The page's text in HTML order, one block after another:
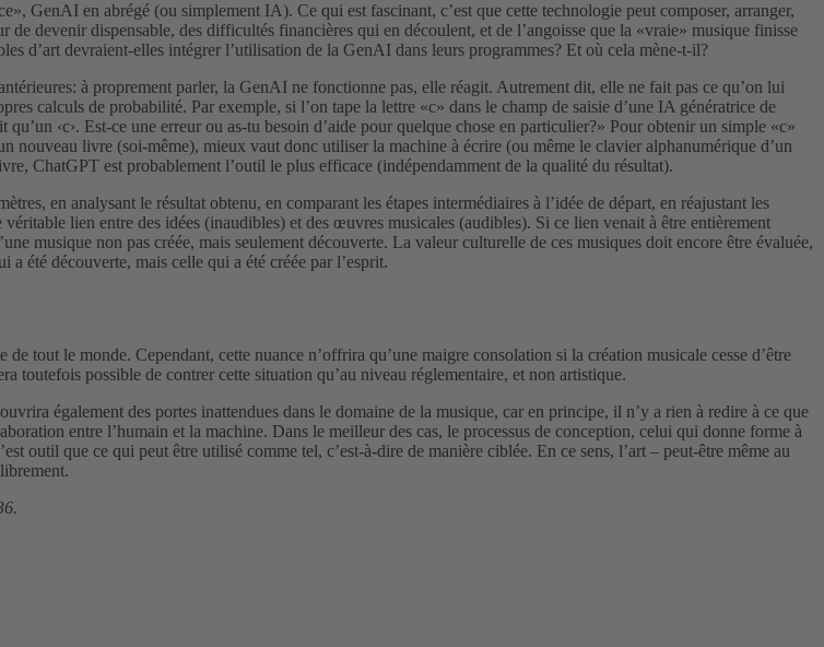
GenAI en abrégé (ou simplement IA). Ce qui est fascinant, c’est que cette technologie peut composer, arranger,
devenir dispensable, des difficultés financières qui en découlent, et de l’angoisse que la «vraie» musique finisse
d’art devraient-elles intégrer l’utilisation de la GenAI dans leurs programmes? Et où cela mène-t-il?
à proprement parler, la GenAI ne fonctionne pas, elle réagit. Autrement dit, elle ne fait pas ce qu’on lui
calculs de probabilité. Par exemple, si l’on tape la lettre «c» dans le champ de saisie d’une IA génératrice de
‹c›. Est-ce une erreur ou as-tu besoin d’aide pour quelque chose en particulier?» Pour obtenir un simple «c»
livre (soi-même), mieux vaut donc utiliser la machine à écrire (ou même le clavier alphanumérique d’un
ChatGPT est probablement l’outil le plus efficace (indépendamment de la qualité du résultat).
en analysant le résultat obtenu, en comparant les étapes intermédiaires à l’idée de départ, en réajustant les
lien entre des idées (inaudibles) et des œuvres musicales (audibles). Si ce lien venait à être entièrement
musique non pas créée, mais seulement découverte. La valeur culturelle de ces musiques doit encore être évaluée,
été découverte, mais celle qui a été créée par l’esprit.
tout le monde. Cependant, cette nuance n’offrira qu’une maigre consolation si la création musicale cesse d’être
toutefois possible de contrer cette situation qu’au niveau réglementaire, et non artistique.
également des portes inattendues dans le domaine de la musique, car en principe, il n’y a rien à redire à ce que
entre l’humain et la machine. Dans le meilleur des cas, le processus de conception, celui qui donne forme à
outil que ce qui peut être utilisé comme tel, c’est-à-dire de manière ciblée. En ce sens, l’art – peut-être même au